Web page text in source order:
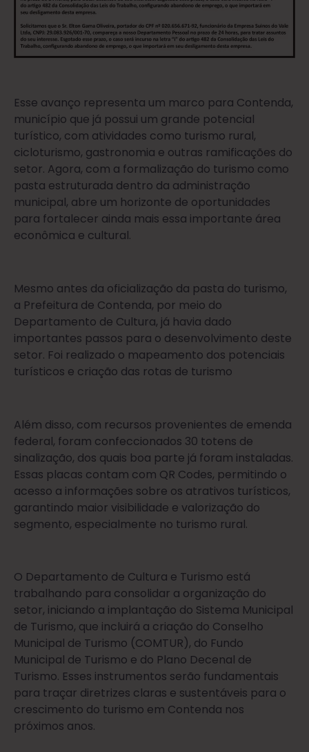
Esse avanço representa um marco para Contenda,
município que já possui um grande potencial
turístico, com atividades como turismo rural,
cicloturismo, gastronomia e outras ramificações do
setor. Agora, com a formalização do turismo como
pasta estruturada dentro da administração
municipal, abre um horizonte de oportunidades
para fortalecer ainda mais essa importante área
econômica e cultural.
Mesmo antes da oficialização da pasta do turismo,
a Prefeitura de Contenda, por meio do
Departamento de Cultura, já havia dado
importantes passos para o desenvolvimento deste
setor. Foi realizado o mapeamento dos potenciais
turísticos e criação das rotas de turismo
Além disso, com recursos provenientes de emenda
federal, foram confeccionados 30 totens de
sinalização, dos quais boa parte já foram instaladas.
Essas placas contam com QR Codes, permitindo o
acesso a informações sobre os atrativos turísticos,
garantindo maior visibilidade e valorização do
segmento, especialmente no turismo rural.
O Departamento de Cultura e Turismo está
trabalhando para consolidar a organização do
setor, iniciando a implantação do Sistema Municipal
de Turismo, que incluirá a criação do Conselho
Municipal de Turismo (COMTUR), do Fundo
Municipal de Turismo e do Plano Decenal de
Turismo. Esses instrumentos serão fundamentais
para traçar diretrizes claras e sustentáveis para o
crescimento do turismo em Contenda nos
próximos anos.